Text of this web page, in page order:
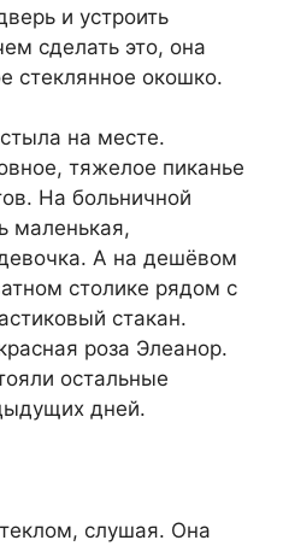
и устроить
сделать это, она
стеклянное окошко.
на месте.
тяжелое пиканье
На больничной
маленькая,
А на дешёвом
столике рядом с
стакан.
роза Элеанор.
остальные
дней.
слушая. Она